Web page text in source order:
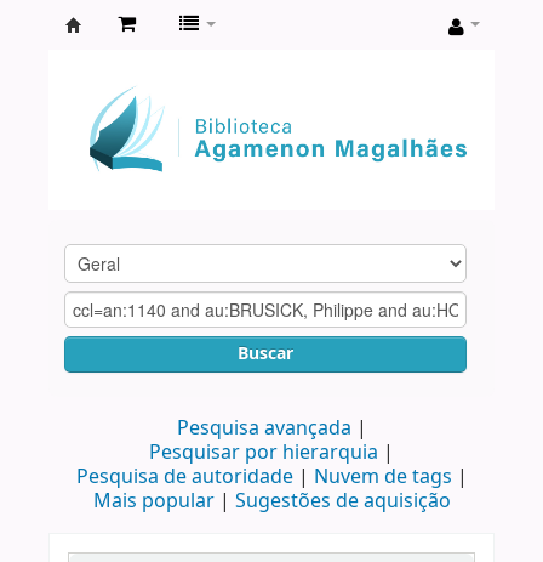
Agamenon
Magalhães
Buscar
Pesquisa avançada
Pesquisar por hierarquia
Pesquisa de autoridade
Nuvem de tags
Mais popular
Sugestões de aquisição